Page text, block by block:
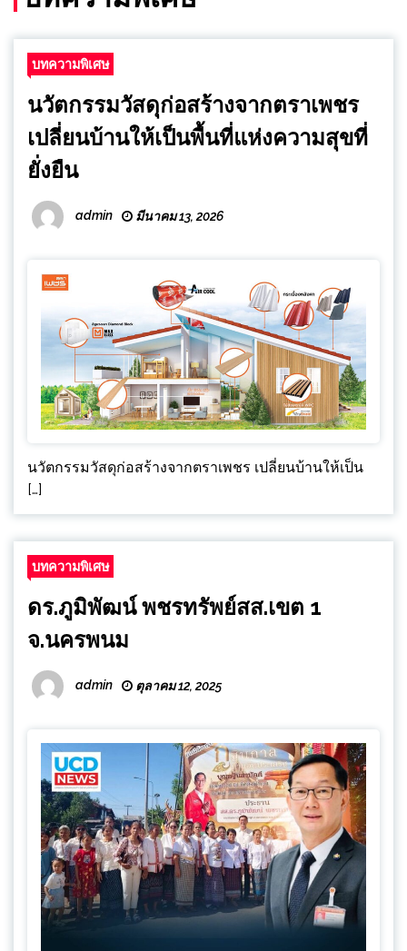
บทความพิเศษ
นวัตกรรมวัสดุก่อสร้างจากตราเพชร
เปลี่ยนบ้านให้เป็นพื้นที่แห่งความสุขที่
ยั่งยืน
admin มีนาคม 13, 2026
นวัตกรรมวัสดุก่อสร้างจากตราเพชร เปลี่ยนบ้านให้เป็น
[…]
บทความพิเศษ
ดร.ภูมิพัฒน์ พชรทรัพย์สส.เขต 1
จ.นครพนม
admin ตุลาคม 12, 2025